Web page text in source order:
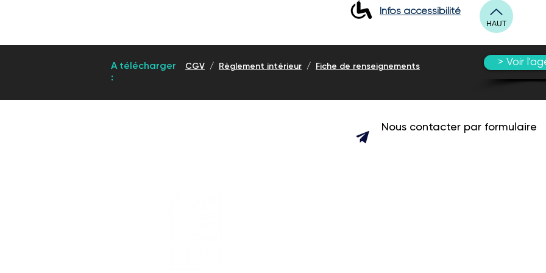
Infos accessibilité
HAUT
A télécharger
:
CGV / Règlement intérieur / Fiche de renseignements > Voir
Nous contacter par formulaire